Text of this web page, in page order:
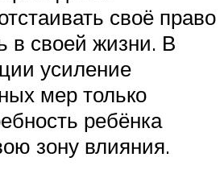
своё право
в своей жизни. В
усиление
мер только
ребёнка
зону влияния.